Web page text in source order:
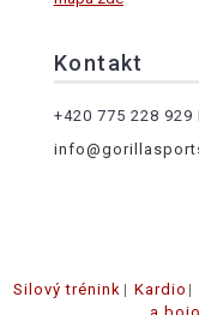
Kontakt
+420 775 228 929
Silový trénink
Kardio